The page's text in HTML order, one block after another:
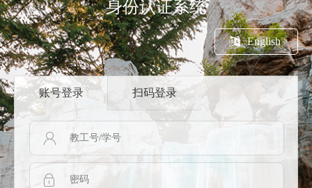
身份认证系统
English
账号登录 扫码登录